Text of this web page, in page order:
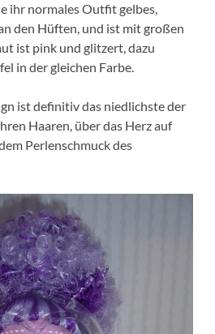
ihr normales Outfit gelbes,
den Hüften, und ist mit großen
ist pink und glitzert, dazu
in der gleichen Farbe.
ist definitiv das niedlichste der
Haaren, über das Herz auf
Perlenschmuck des